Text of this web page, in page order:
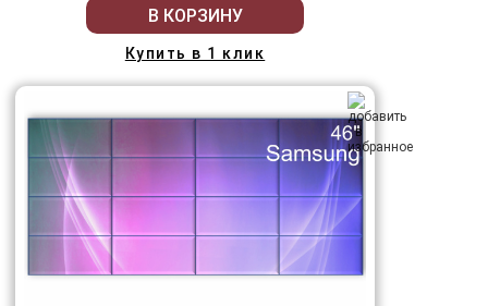
В КОРЗИНУ
Купить в 1 клик